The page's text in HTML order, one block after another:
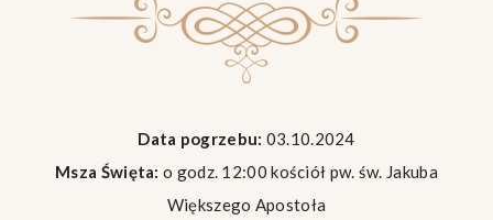
Data pogrzebu: 03.10.2024
Msza Święta: o godz. 12:00 kościół pw. św. Jakuba
Większego Apostoła